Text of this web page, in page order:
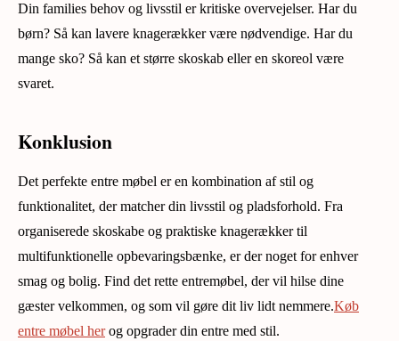
Din families behov og livsstil er kritiske overvejelser. Har du
børn? Så kan lavere knagerækker være nødvendige. Har du
mange sko? Så kan et større skoskab eller en skoreol være
svaret.
Konklusion
Det perfekte entre møbel er en kombination af stil og
funktionalitet, der matcher din livsstil og pladsforhold. Fra
organiserede skoskabe og praktiske knagerækker til
multifunktionelle opbevaringsbænke, er der noget for enhver
smag og bolig. Find det rette entremøbel, der vil hilse dine
gæster velkommen, og som vil gøre dit liv lidt nemmere.Køb
entre møbel herog opgrader din entre med stil.